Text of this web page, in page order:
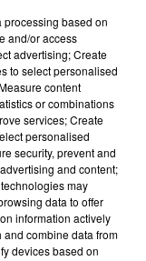
nous avons
tendance à
qui
ce qui
d'individus.
mettre en
based on
and/or access
advertising; Create
to select personalised
content
or combinations
services; Create
personalised
security, prevent and
and content;
may
data to offer
information actively
combine data from
devices based on